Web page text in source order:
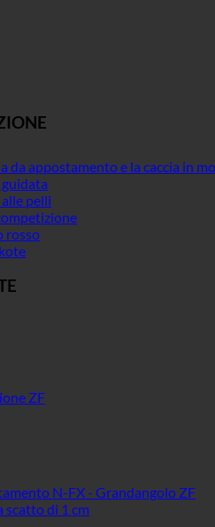
da appostamento e la caccia in
pelli
rosso
ZF
N-FX - Grandangolo ZF
scatto di 1 cm